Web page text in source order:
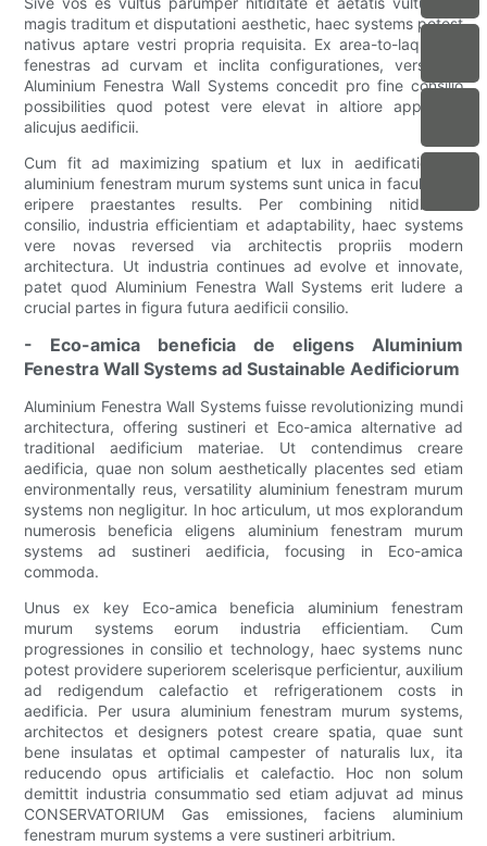
magis traditum et disputationi aesthetic, haec systems potest
nativus aptare vestri propria requisita. Ex area-to-laquearia
fenestras ad curvam et inclita configurationes, versatility
Aluminium Fenestra Wall Systems concedit pro fine consilio
possibilities quod potest vere elevat in altiore appellatio
alicujus aedificii.
Cum fit ad maximizing spatium et lux in aedificationem,
aluminium fenestram murum systems sunt unica in facultatem
eripere praestantes results. Per combining nitidissimo
consilio, industria efficientiam et adaptability, haec systems
vere novas reversed via architectis propriis modern
architectura. Ut industria continues ad evolve et innovate,
patet quod Aluminium Fenestra Wall Systems erit ludere a
crucial partes in figura futura aedificii consilio.
- Eco-amica beneficia de eligens Aluminium
Fenestra Wall Systems ad Sustainable Aedificiorum
Aluminium Fenestra Wall Systems fuisse revolutionizing mundi
architectura, offering sustineri et Eco-amica alternative ad
traditional aedificium materiae. Ut contendimus creare
aedificia, quae non solum aesthetically placentes sed etiam
environmentally reus, versatility aluminium fenestram murum
systems non negligitur. In hoc articulum, ut mos explorandum
numerosis beneficia eligens aluminium fenestram murum
systems ad sustineri aedificia, focusing in Eco-amica
commoda.
Unus ex key Eco-amica beneficia aluminium fenestram
murum systems eorum industria efficientiam. Cum
progressiones in consilio et technology, haec systems nunc
potest providere superiorem scelerisque perficientur, auxilium
ad redigendum calefactio et refrigerationem costs in
aedificia. Per usura aluminium fenestram murum systems,
architectos et designers potest creare spatia, quae sunt
bene insulatas et optimal campester of naturalis lux, ita
reducendo opus artificialis et calefactio. Hoc non solum
demittit industria consummatio sed etiam adjuvat ad minus
CONSERVATORIUM Gas emissiones, faciens aluminium
fenestram murum systems a vere sustineri arbitrium.